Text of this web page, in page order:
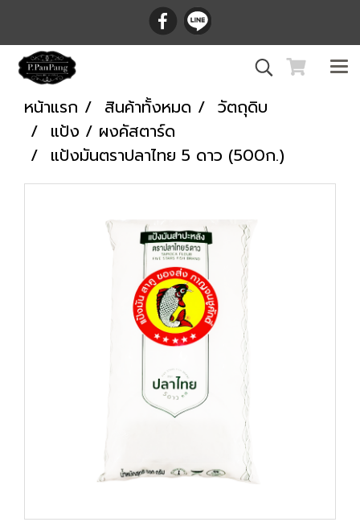
หน้าแรก สินค้าทั้งหมด
วัตถุดิบ
แป้ง / ผงคัสตาร์ด
แป้งมันตราปลาไทย 5 ดาว (500ก.)